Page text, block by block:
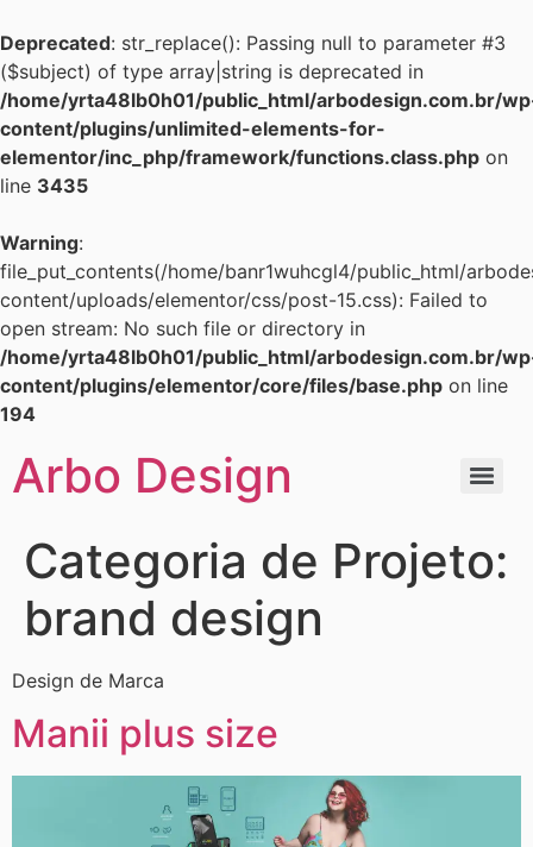
Deprecated: str_replace(): Passing null to parameter #3
($subject) of type array|string is deprecated in
/home/yrta48lb0h01/public_html/arbodesign.com.br/
content/plugins/unlimited-elements-for-
elementor/inc_php/framework/functions.class.php on
line 3435
Warning:
file_put_contents(/home/banr1wuhcgl4/public_html/
content/uploads/elementor/css/post-15.css): Failed to
open stream: No such file or directory in
/home/yrta48lb0h01/public_html/arbodesign.com.br/
content/plugins/elementor/core/files/base.php on line
194
Arbo Design
Categoria de Projeto:
brand design
Design de Marca
Manii plus size